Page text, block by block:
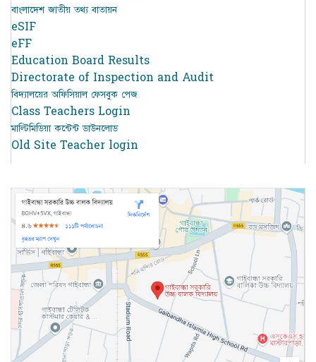
বাংলাদেশ জাতীয় তথ্য বাতায়ন
eSIF
eFF
Education Board Results
Directorate of Inspection and Audit
বিদ্যালয়ের অফিসিয়াল ফেসবুক পেজ
Class Teachers Login
মাল্টিমিডিয়া কন্টেন্ট ডাউনলোড
Old Site Teacher login